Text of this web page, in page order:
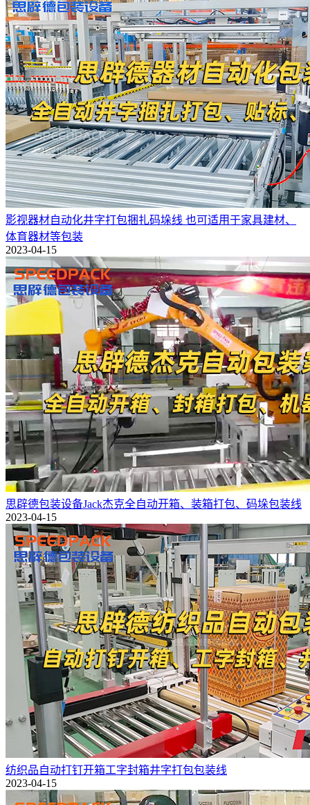
影视器材自动化井字打包捆扎码垛线 也可适用于家具建材、
体育器材等包装
2023-04-15
思辟德包装设备Jack杰克全自动开箱、装箱打包、码垛包装线
2023-04-15
纺织品自动打钉开箱工字封箱井字打包包装线
2023-04-15